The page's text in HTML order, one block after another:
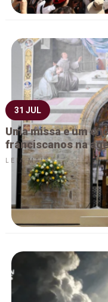
31 JUL
Uma missa e um
franciscanos na
LEIA MAIS